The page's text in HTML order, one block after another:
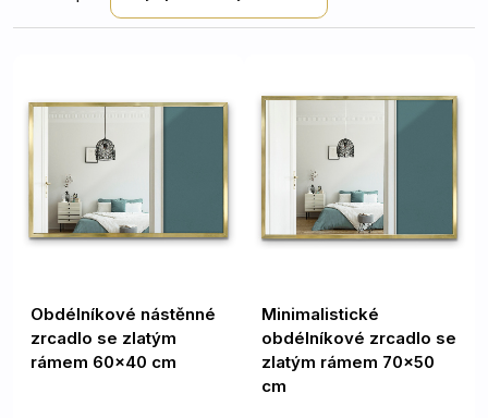
Obdélníkové nástěnné
zrcadlo se zlatým
rámem 60x40 cm
Minimalistické
obdélníkové zrcadlo se
zlatým rámem 70x50
cm